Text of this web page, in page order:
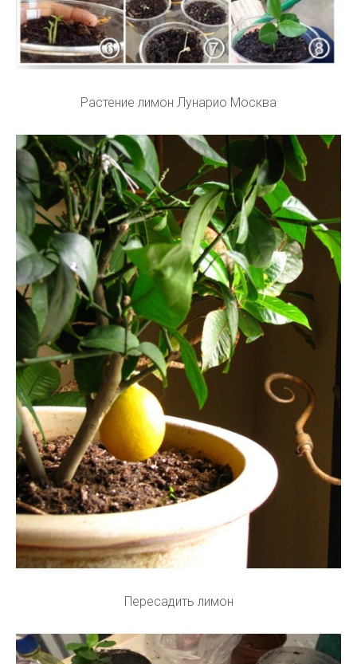
Растение лимон Лунарио Москва
Пересадить лимон